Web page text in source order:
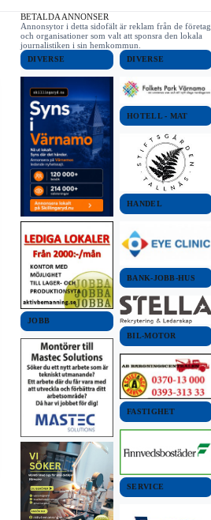
BETALDA ANNONSER
Annonsytor i detta sidofält är reklam från de företag
och organisationer som valt att sponsra den lokala
journalistiken i sin hemkommun.
DIVERSE
JOBB
DIVERSE
HOTELL - MAT
HANDEL
BANK-JOBB-HUS
BIL-MOTOR
FASTIGHET
SERVICE